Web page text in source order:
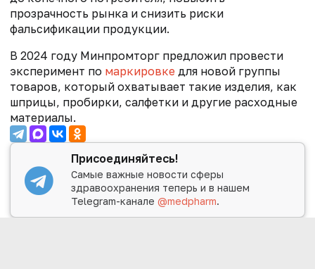
прозрачность рынка и снизить риски
фальсификации продукции.
В 2024 году Минпромторг предложил провести
эксперимент по маркировке для новой группы
товаров, который охватывает такие изделия, как
шприцы, пробирки, салфетки и другие расходные
материалы.
Присоединяйтесь!
Самые важные новости сферы
здравоохранения теперь и в нашем
Telegram-канале@medpharm.